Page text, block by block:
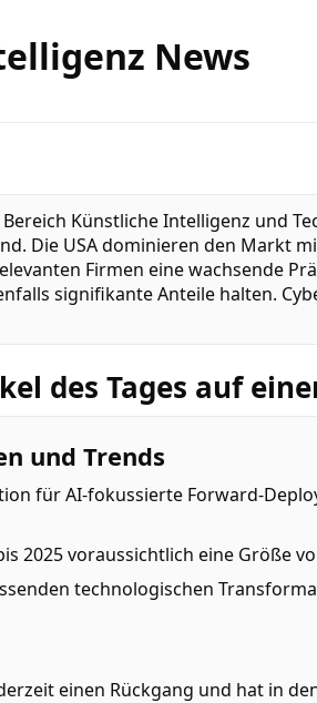
News
Künstliche Intelligenz und
Die USA dominieren den Markt
Firmen eine wachsende
signifikante Anteile halten.
des Tages auf
und Trends
für AI-fokussierte Forward-
2025 voraussichtlich eine Größe
technologischen
einen Rückgang und hat in